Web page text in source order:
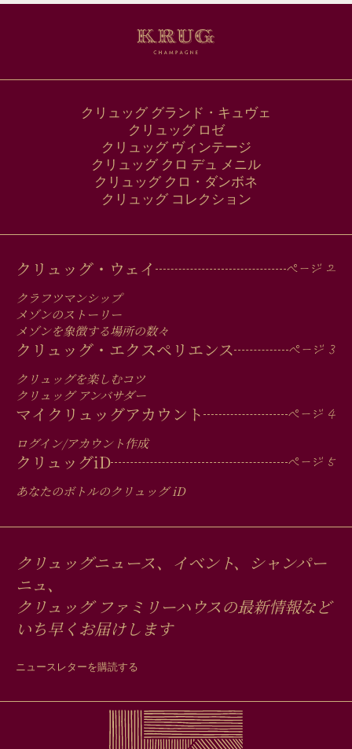
ド
クリュッグ グランド・キュヴェ
クリュッグ ロゼ
クリュッグ ヴィンテージ
クリュッグ クロ デュ メニル
クリュッグ クロ・ダンボネ
クリュッグ コレクション
MAIN
MEN
IN
FOOTER
クリュッグ・ウェイ
クラフツマンシップ
メゾンのストーリー
メゾンを象徴する場所の数々
クリュッグ・エクスペリエンス
クリュッグを楽しむコツ
クリュッグ アンバサダー
マイクリュッグアカウント
ログイン/アカウント作成
クリュッグiD
あなたのボトルのクリュッグiD
クリュッグニュース、イベント、シャンパー
ニュ、
クリュッグ ファミリーハウスの最新情報など
いち早くお届けします
ニュースレターを購読する